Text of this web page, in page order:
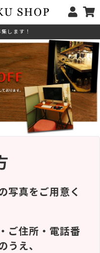
します！
写真をご用意く
ご住所・電話番
うえ、